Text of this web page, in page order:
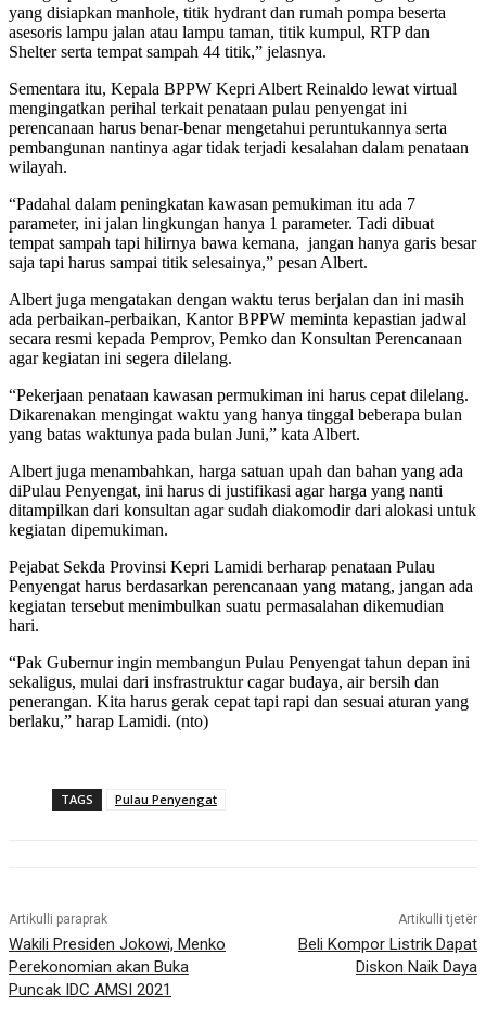
yang disiapkan manhole, titik hydrant dan rumah pompa beserta
asesoris lampu jalan atau lampu taman, titik kumpul, RTP dan
Shelter serta tempat sampah 44 titik,” jelasnya.
Sementara itu, Kepala BPPW Kepri Albert Reinaldo lewat virtual
mengingatkan perihal terkait penataan pulau penyengat ini
perencanaan harus benar-benar mengetahui peruntukannya serta
pembangunan nantinya agar tidak terjadi kesalahan dalam penataan
wilayah.
“Padahal dalam peningkatan kawasan pemukiman itu ada 7
parameter, ini jalan lingkungan hanya 1 parameter. Tadi dibuat
tempat sampah tapi hilirnya bawa kemana, jangan hanya garis besar
saja tapi harus sampai titik selesainya,” pesan Albert.
Albert juga mengatakan dengan waktu terus berjalan dan ini masih
ada perbaikan-perbaikan, Kantor BPPW meminta kepastian jadwal
secara resmi kepada Pemprov, Pemko dan Konsultan Perencanaan
agar kegiatan ini segera dilelang.
“Pekerjaan penataan kawasan permukiman ini harus cepat dilelang.
Dikarenakan mengingat waktu yang hanya tinggal beberapa bulan
yang batas waktunya pada bulan Juni,” kata Albert.
Albert juga menambahkan, harga satuan upah dan bahan yang ada
diPulau Penyengat, ini harus di justifikasi agar harga yang nanti
ditampilkan dari konsultan agar sudah diakomodir dari alokasi untuk
kegiatan dipemukiman.
Pejabat Sekda Provinsi Kepri Lamidi berharap penataan Pulau
Penyengat harus berdasarkan perencanaan yang matang, jangan ada
kegiatan tersebut menimbulkan suatu permasalahan dikemudian
hari.
“Pak Gubernur ingin membangun Pulau Penyengat tahun depan ini
sekaligus, mulai dari insfrastruktur cagar budaya, air bersih dan
penerangan. Kita harus gerak cepat tapi rapi dan sesuai aturan yang
berlaku,” harap Lamidi. (nto)
TAGS Pulau Penyengat
Artikulli paraprak
Wakili Presiden Jokowi, Menko
Perekonomian akan Buka
Puncak IDC AMSI 2021
Artikulli tjetër
Beli Kompor Listrik Dapat
Diskon Naik Daya